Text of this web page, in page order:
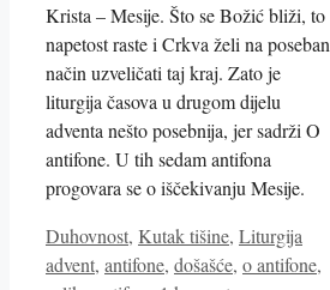
Krista – Mesije. Što se Božić bliži, to
napetost raste i Crkva želi na poseban
način uzveličati taj kraj. Zato je
liturgija časova u drugom dijelu
adventa nešto posebnija, jer sadrži O
antifone. U tih sedam antifona
progovara se o iščekivanju Mesije.
Kategorije
Duhovnost, Kutak tišine, Liturgija
advent, antifone, došašće, o antifone,